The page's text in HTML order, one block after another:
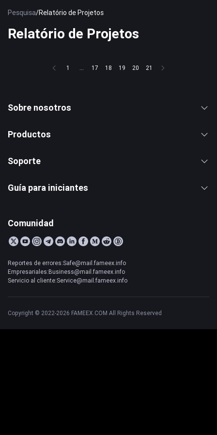
Pesquisa/Relatório de Projetos
Relatório de Projetos
1 ... 17 18 19 20 21
Sobre nosotros
Productos
Soporte
Guía para iniciantes
Comunidad
Reportes de errores:Safe@mail.fameex.info
Empresariales:Business@mail.fameex.info
Servicio al cliente:Service@mail.fameex.info
Copyright © 2022-2026 FAMEEX.COM All Rights Reserved